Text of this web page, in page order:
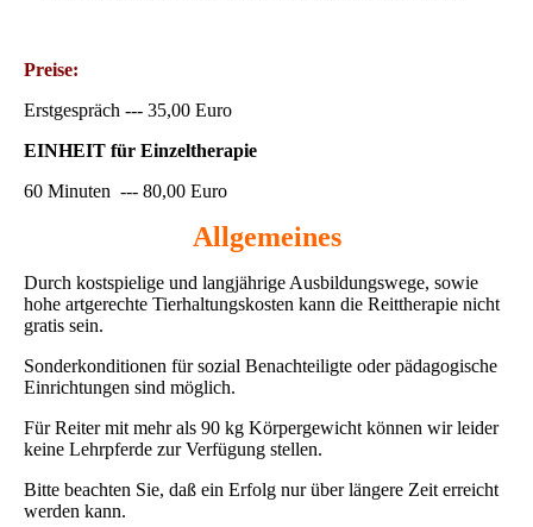
Preise:
Erstgespräch --- 35,00 Euro
EINHEIT für Einzeltherapie
60 Minuten --- 80,00 Euro
Allgemeines
Durch kostspielige und langjährige Ausbildungswege, sowie
hohe artgerechte Tierhaltungskosten kann die Reittherapie nicht
gratis sein.
Sonderkonditionen für sozial Benachteiligte oder pädagogische
Einrichtungen sind möglich.
Für Reiter mit mehr als 90 kg Körpergewicht können wir leider
keine Lehrpferde zur Verfügung stellen.
Bitte beachten Sie, daß ein Erfolg nur über längere Zeit erreicht
werden kann.